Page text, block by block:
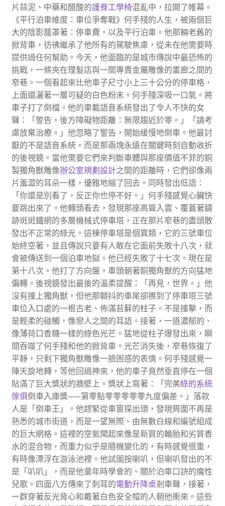
片蒜泥、中藥和醋酸的護脊工學椅混亂中，拉開了帷幕。
《平行泊車維度：車位爭奪戰》何手殘的人生，被兩個巨
大的陰影籠罩著：停車費，以及平行泊車。他那輛老舊的
掀背車，彷彿繼承了他所有的駕駛焦慮，從未在他需要時
提供過任何幫助。今天，他面臨的是城市傳說中最恐怖的
挑戰，一條夾在理髮店與一間專賣金屬雕像的畫廊之間的
窄巷。一個看起來比他車子尺寸小上三十公分的停車格，
上面還灑著一層可疑的白色粉末。何手殘深吸一口氣。將
車子打了倒檔。他的車載語音系統發出了令人不快的女
聲：「警告，後方障礙物距離：無限趨近於零。」「請考
慮放棄治療。」他忽略了警告，開始緩慢地倒車。他最討
厭的不是語音系統，而是那兩塊永遠在關鍵時刻自動收折
的後視鏡。當他需要它們來判斷車體與那座價值不菲的銅
製獨角獸雕像辦公室規劃設計之間的距離時，它們卻像兩
片羞澀的耳朵一樣，優雅地縮了回去。同時發出低語：
「你還是別看了，反正你也停不好。」何手殘感覺心臟快
要跳出來了。他轉頭看去，發現那座高聳入雲、覆蓋著鏽
跡斑斑鐵網的多層機械式停車塔，正在那片窄巷的盡頭散
發出不正常的綠光。這棟停車塔是個異類，它的三號車位
始終空著，並且傳說只要有人敢在它面前失敗十八次，就
會被傳送到一個泊車地獄。他已經失敗了十七次。現在是
第十八次。他打了方向盤，車頭朝著銅獨角獸的方向猛地
偏轉。後視鏡發出最後的溫柔提醒：「再見，世界。」他
沒有撞上獨角獸，但他那顫抖的車尾卻擦到了停車塔三號
車位入口處的一根古老、佈滿苔蘚的柱子。不是撞擊，而
是輕柔的碰觸，像戀人之間的耳語。接著，一道濃郁的、
像薄荷口香糖一樣的綠色光芒。猛地從柱子爆發出來，瞬
間吞噬了何手殘和他的掀背車。光芒消失後，窄巷恢復了
平靜，只剩下獨角獸雕像一臉困惑的表情。何手殘感覺一
陣天旋地轉，等他回過神來，他的車子竟然垂直停在一個
貼滿了巨大獎狀的牆壁上。獎狀上寫著：「完美綠的系統
傢俱倒車入庫獎——第零點零零零零零九度偏差。」落款
人是「倒車王」。他趕緊從車窗探出頭，發現周圍不再是
熟悉的城市街道，而是一望無際、由無數白線和編號組成
的巨大網格。這裡的空氣聞起來像是新買的輪胎和劣質香
水的混合物，而重力似乎是隨機變化的，有時感覺很重，
有時像漂浮在游泳池裡。他試圖按喇叭，但喇叭發出的不
是「叭叭」，而是他童年時學會的、關於泊車口訣的魔性
兒歌。四面八方傳來了刺耳的電動升降桌剎車聲，接著，
一群穿著反光背心和戴著白色安全帽的人朝他衝來。這些